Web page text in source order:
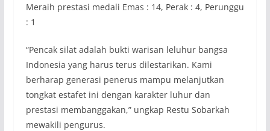
Meraih prestasi medali Emas : 14, Perak : 4, Perunggu
: 1
“Pencak silat adalah bukti warisan leluhur bangsa
Indonesia yang harus terus dilestarikan. Kami
berharap generasi penerus mampu melanjutkan
tongkat estafet ini dengan karakter luhur dan
prestasi membanggakan,” ungkap Restu Sobarkah
mewakili pengurus.